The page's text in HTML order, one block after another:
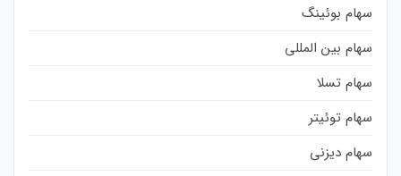
سهام بوئینگ
سهام بین المللی
سهام تسلا
سهام توئیتر
سهام دیزنی